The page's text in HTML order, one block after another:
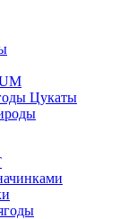
Цукаты